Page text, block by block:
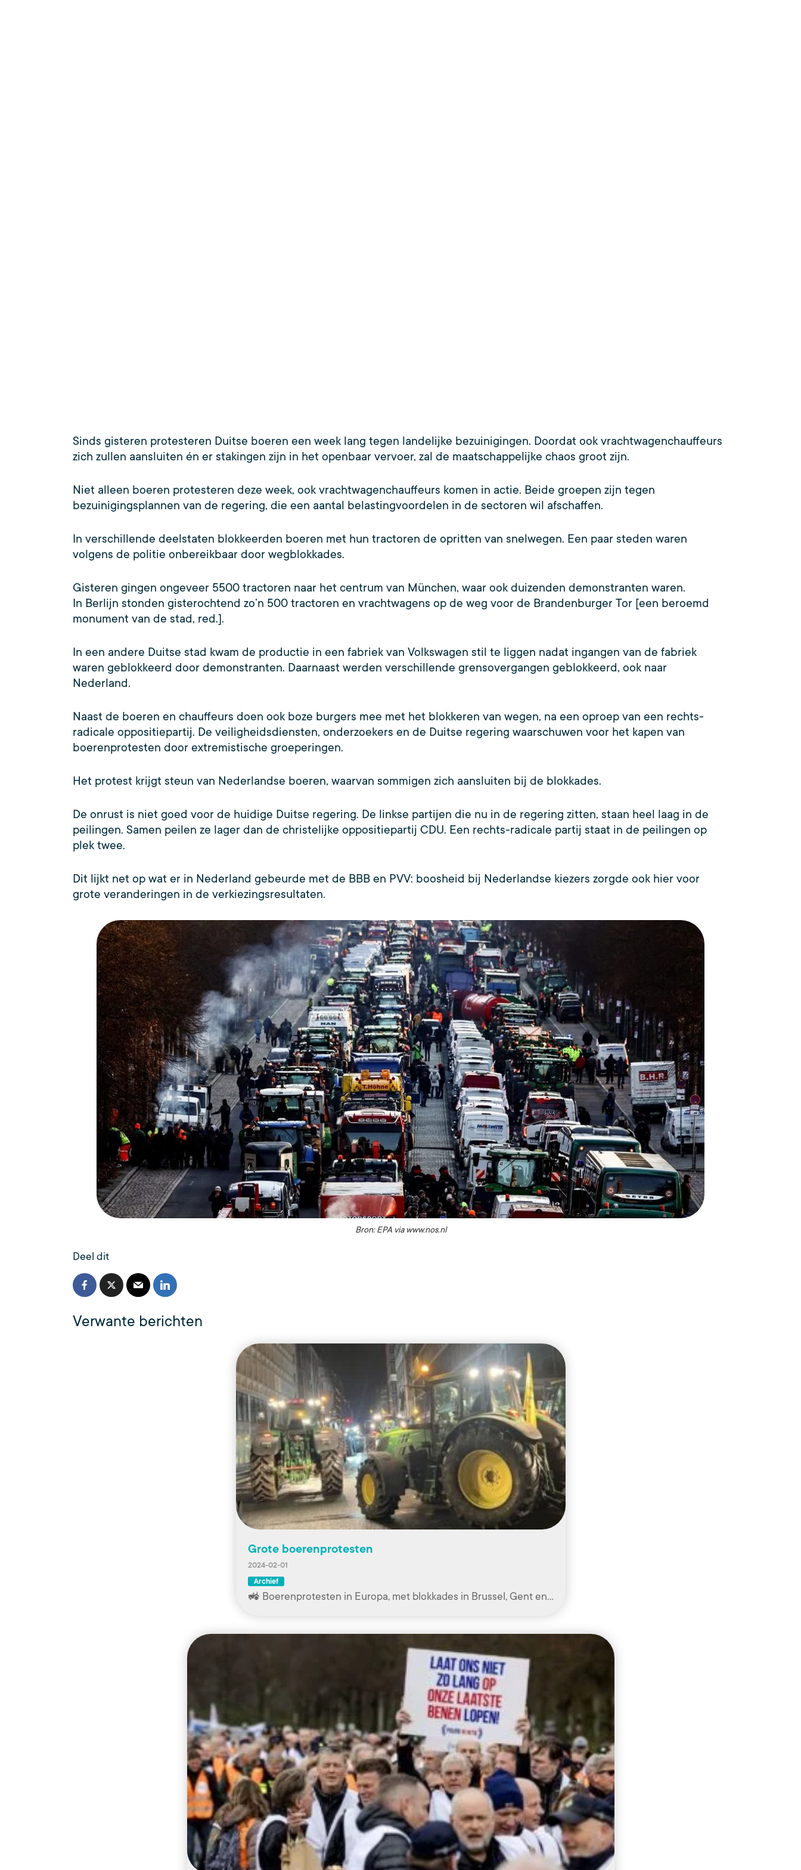
Sinds gisteren protesteren Duitse boeren een week lang tegen landelijke bezuinigingen. Doordat ook vrachtwagenchauffeurs
zich zullen aansluiten én er stakingen zijn in het openbaar vervoer, zal de maatschappelijke chaos groot zijn.
Niet alleen boeren protesteren deze week, ook vrachtwagenchauffeurs komen in actie. Beide groepen zijn tegen
bezuinigingsplannen van de regering, die een aantal belastingvoordelen in de sectoren wil afschaffen.
In verschillende deelstaten blokkeerden boeren met hun tractoren de opritten van snelwegen. Een paar steden waren
volgens de politie onbereikbaar door wegblokkades.
Gisteren gingen ongeveer 5500 tractoren naar het centrum van München, waar ook duizenden demonstranten waren.
In Berlijn stonden gisterochtend zo’n 500 tractoren en vrachtwagens op de weg voor de Brandenburger Tor [een beroemd
monument van de stad, red.].
In een andere Duitse stad kwam de productie in een fabriek van Volkswagen stil te liggen nadat ingangen van de fabriek
waren geblokkeerd door demonstranten. Daarnaast werden verschillende grensovergangen geblokkeerd, ook naar
Nederland.
Naast de boeren en chauffeurs doen ook boze burgers mee met het blokkeren van wegen, na een oproep van een rechts-
radicale oppositiepartij. De veiligheidsdiensten, onderzoekers en de Duitse regering waarschuwen voor het kapen van
boerenprotesten door extremistische groeperingen.
Het protest krijgt steun van Nederlandse boeren, waarvan sommigen zich aansluiten bij de blokkades.
De onrust is niet goed voor de huidige Duitse regering. De linkse partijen die nu in de regering zitten, staan heel laag in de
peilingen. Samen peilen ze lager dan de christelijke oppositiepartij CDU. Een rechts-radicale partij staat in de peilingen op
plek twee.
Dit lijkt net op wat er in Nederland gebeurde met de BBB en PVV: boosheid bij Nederlandse kiezers zorgde ook hier voor
grote veranderingen in de verkiezingsresultaten.
Bron: EPA via www.nos.nl
Deel dit
Verwante berichten
Grote boerenprotesten
2024-02-01
Archief
🚜 Boerenprotesten in Europa, met blokkades in Brussel, Gent en…